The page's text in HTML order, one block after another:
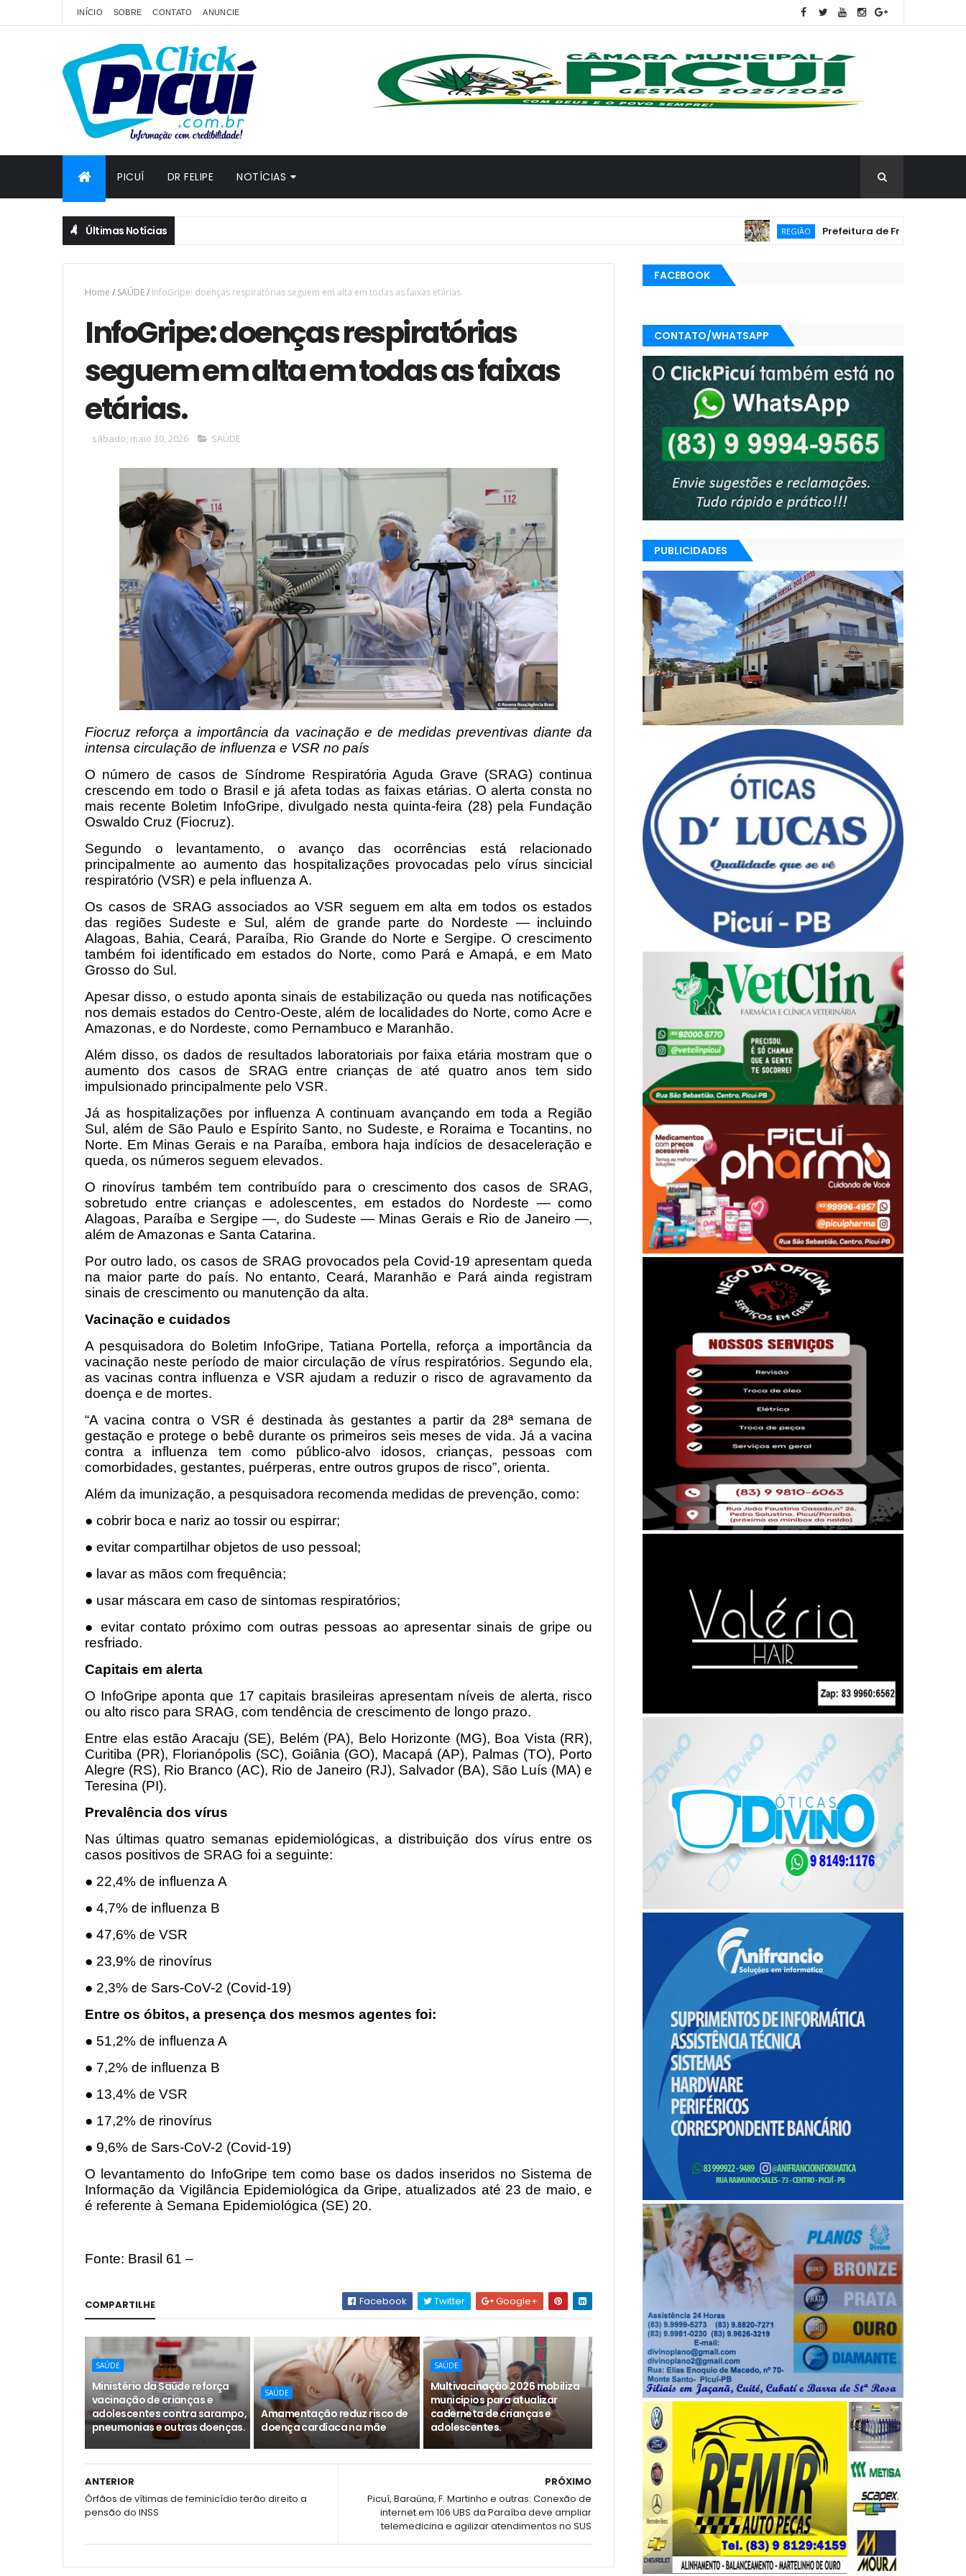
INÍCIO SOBRE CONTATO ANUNCIE
PICUÍ DR FELIPE NOTÍCIAS
Últimas Notícias REGIÃO Prefeitura de Frei Martinho promove
Home / SAÚDE/ InfoGripe: doenças respiratórias seguem em alta em todas as faixas etárias.
InfoGripe: doenças respiratórias
seguem em alta em todas as faixas
etárias.
sábado, maio 30, 2026 SAÚDE
Fiocruz reforça a importância da vacinação e de medidas preventivas diante da
intensa circulação de influenza e VSR no país
O número de casos de Síndrome Respiratória Aguda Grave (SRAG) continua
crescendo em todo o Brasil e já afeta todas as faixas etárias. O alerta consta no
mais recente Boletim InfoGripe, divulgado nesta quinta-feira (28) pela Fundação
Oswaldo Cruz (Fiocruz).
Segundo o levantamento, o avanço das ocorrências está relacionado
principalmente ao aumento das hospitalizações provocadas pelo vírus sincicial
respiratório (VSR) e pela influenza A.
Os casos de SRAG associados ao VSR seguem em alta em todos os estados
das regiões Sudeste e Sul, além de grande parte do Nordeste — incluindo
Alagoas, Bahia, Ceará, Paraíba, Rio Grande do Norte e Sergipe. O crescimento
também foi identificado em estados do Norte, como Pará e Amapá, e em Mato
Grosso do Sul.
Apesar disso, o estudo aponta sinais de estabilização ou queda nas notificações
nos demais estados do Centro-Oeste, além de localidades do Norte, como Acre e
Amazonas, e do Nordeste, como Pernambuco e Maranhão.
Além disso, os dados de resultados laboratoriais por faixa etária mostram que o
aumento dos casos de SRAG entre crianças de até quatro anos tem sido
impulsionado principalmente pelo VSR.
Já as hospitalizações por influenza A continuam avançando em toda a Região
Sul, além de São Paulo e Espírito Santo, no Sudeste, e Roraima e Tocantins, no
Norte. Em Minas Gerais e na Paraíba, embora haja indícios de desaceleração e
queda, os números seguem elevados.
O rinovírus também tem contribuído para o crescimento dos casos de SRAG,
sobretudo entre crianças e adolescentes, em estados do Nordeste — como
Alagoas, Paraíba e Sergipe —, do Sudeste — Minas Gerais e Rio de Janeiro —,
além de Amazonas e Santa Catarina.
Por outro lado, os casos de SRAG provocados pela Covid-19 apresentam queda
na maior parte do país. No entanto, Ceará, Maranhão e Pará ainda registram
sinais de crescimento ou manutenção da alta.
Vacinação e cuidados
A pesquisadora do Boletim InfoGripe, Tatiana Portella, reforça a importância da
vacinação neste período de maior circulação de vírus respiratórios. Segundo ela,
as vacinas contra influenza e VSR ajudam a reduzir o risco de agravamento da
doença e de mortes.
“A vacina contra o VSR é destinada às gestantes a partir da 28ª semana de
gestação e protege o bebê durante os primeiros seis meses de vida. Já a vacina
contra a influenza tem como público-alvo idosos, crianças, pessoas com
comorbidades, gestantes, puérperas, entre outros grupos de risco”, orienta.
Além da imunização, a pesquisadora recomenda medidas de prevenção, como:
● cobrir boca e nariz ao tossir ou espirrar;
● evitar compartilhar objetos de uso pessoal;
● lavar as mãos com frequência;
● usar máscara em caso de sintomas respiratórios;
● evitar contato próximo com outras pessoas ao apresentar sinais de gripe ou
resfriado.
Capitais em alerta
O InfoGripe aponta que 17 capitais brasileiras apresentam níveis de alerta, risco
ou alto risco para SRAG, com tendência de crescimento de longo prazo.
Entre elas estão Aracaju (SE), Belém (PA), Belo Horizonte (MG), Boa Vista (RR),
Curitiba (PR), Florianópolis (SC), Goiânia (GO), Macapá (AP), Palmas (TO), Porto
Alegre (RS), Rio Branco (AC), Rio de Janeiro (RJ), Salvador (BA), São Luís (MA) e
Teresina (PI).
Prevalência dos vírus
Nas últimas quatro semanas epidemiológicas, a distribuição dos vírus entre os
casos positivos de SRAG foi a seguinte:
● 22,4% de influenza A
● 4,7% de influenza B
● 47,6% de VSR
● 23,9% de rinovírus
● 2,3% de Sars-CoV-2 (Covid-19)
Entre os óbitos, a presença dos mesmos agentes foi:
● 51,2% de influenza A
● 7,2% de influenza B
● 13,4% de VSR
● 17,2% de rinovírus
● 9,6% de Sars-CoV-2 (Covid-19)
O levantamento do InfoGripe tem como base os dados inseridos no Sistema de
Informação da Vigilância Epidemiológica da Gripe, atualizados até 23 de maio, e
é referente à Semana Epidemiológica (SE) 20.
Fonte: Brasil 61 –
COMPARTILHE Facebook Twitter Google+
SAÚDE
Ministério da Saúde reforça
vacinação de crianças e
adolescentes contra sarampo,
pneumonias e outras doenças.
SAÚDE
Amamentação reduz risco de
doença cardíaca na mãe
SAÚDE
Multivacinação 2026 mobiliza
municípios para atualizar
caderneta de crianças e
adolescentes.
PRÓXIMO
Picuí, Baraúna, F. Martinho e outras: Conexão de
internet em 106 UBS da Paraíba deve ampliar
telemedicina e agilizar atendimentos no SUS
ANTERIOR
Órfãos de vítimas de feminicídio terão direito a
pensão do INSS
FACEBOOK
CONTATO/WHATSAPP
PUBLICIDADES